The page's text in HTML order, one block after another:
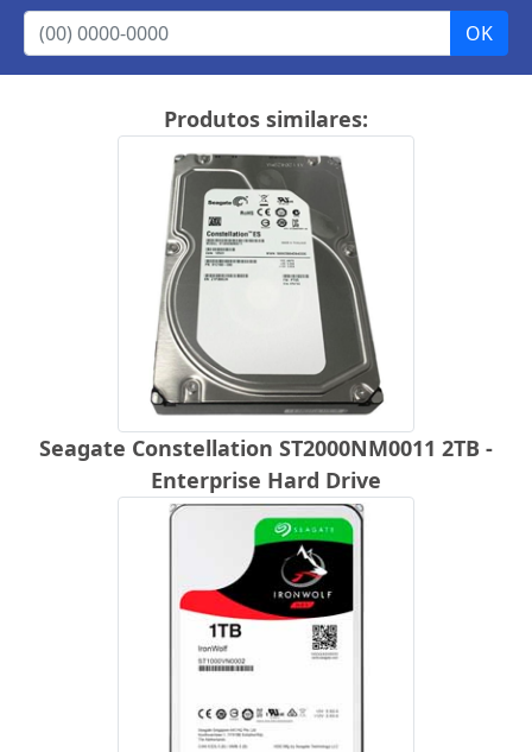
Produtos similares:
Seagate Constellation ST2000NM0011 2TB -
Enterprise Hard Drive